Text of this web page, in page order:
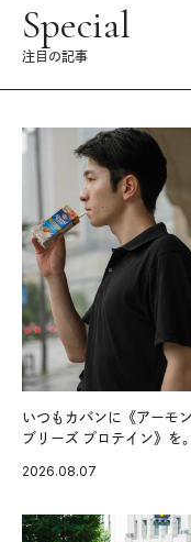
Special
注目の記事
いつもカバンに《アーモ
ブリーズ プロテイン》を
グ習慣。
2026.08.07